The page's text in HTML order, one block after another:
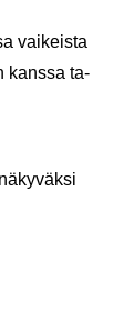
vai­keis­ta
kans­sa ta­